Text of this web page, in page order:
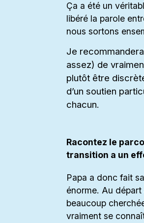
Ça a été un
libéré la parole
nous sortons
Je
assez) de
plutôt être
d’un soutien
chacun.
Racontez le
transition a un
Papa a donc fait
énorme. Au départ
beaucoup
vraiment se